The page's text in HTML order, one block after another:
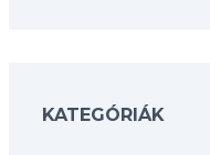
KATEGÓRIÁK